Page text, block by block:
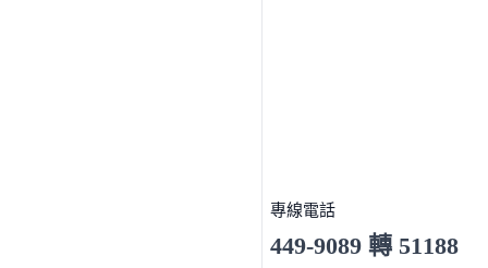
專線電話
449-9089 轉 51188